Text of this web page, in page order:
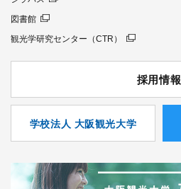
図書館
観光学研究センター（CTR）
採用情報
学校法人 大阪観光大学